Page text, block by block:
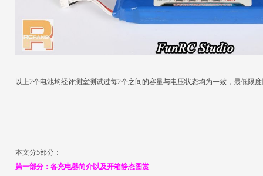
以上2个电池均经评测室测试过每2个之间的容量与电压状态均为一致，最低限
本文分5部分：
第一部分：各充电器简介以及开箱静态图赏